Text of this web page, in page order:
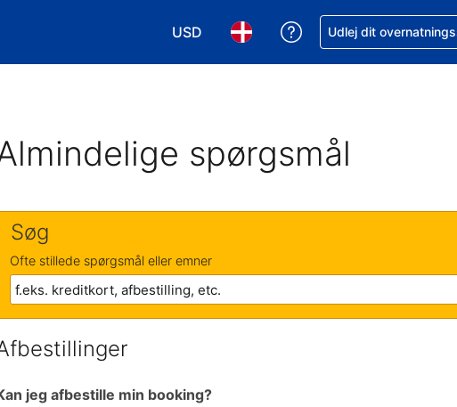
USD
Vælg valuta. Din nuværende valuta er
Vælg sprog. Dit nuværende
Få hjælp til en booking
Udlej dit
spørgsmål
Søg
Ofte stillede spørgsmål eller emner
jeg afbestille min booking?